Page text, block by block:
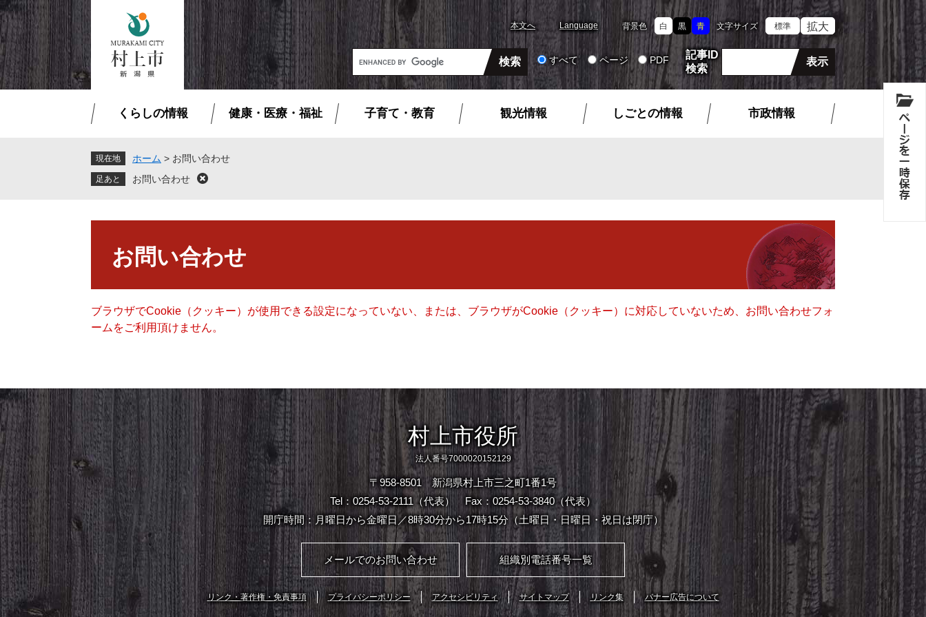
ペ
ー
ジ
の
先
頭
メ
ニ
ュ
ー
を
飛
本文へ Language 背景色 白 黒 青 文字サイズ 標準 拡大
G
o
o
検
すべて ページ PDF
記事ID
検索
くらしの情報 健康・医療・福祉 子育て・教育 観光情報 しごとの情報 市政情報
現在地 ホーム > お問い合わせ
お問い合わせ
閉
お問い合わせ
ブラウザでCookie（クッキー）が使用できる設定になっていない、または、ブラウザがCookie（クッキー）に対応していないため、お問い合わせフォ
ームをご利用頂けません。
村上市役所
法人番号7000020152129
〒958-8501 新潟県村上市三之町1番1号
Tel：0254-53-2111（代表）
Fax：0254-53-3840（代表）
開庁時間：月曜日から金曜日／8時30分から17時15分（土曜日・日曜日・祝日は閉庁）
メールでのお問い合わせ 組織別電話番号一覧
リンク・著作権・免責事項 プライバシーポリシー アクセシビリティ サイトマップ リンク集 バナー広告について